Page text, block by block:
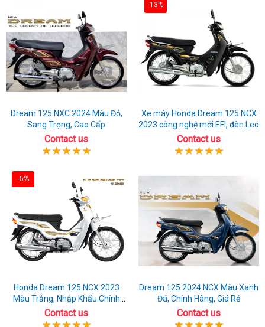
Dream 125 NXC 2024 Màu Đỏ,
Sang Trọng, Cao Cấp
Contact us
-13%
Xe máy Honda Dream 125 NCX
2023 công nghệ mới EFI, đèn Led
Contact us
-5%
Honda Dream 125 NCX 2023
Màu Trắng, Nhập Khẩu Chính
Hãng
Contact us
Dream 125 2024 NCX Màu Xanh
Đá, Chính Hãng, Giá Rẻ
Contact us